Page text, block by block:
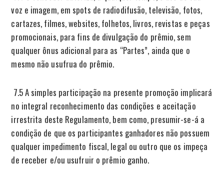
voz e imagem, em spots de radiodifusão, televisão, fotos,
cartazes, filmes, websites, folhetos, livros, revistas e peças
promocionais, para fins de divulgação do prêmio, sem
qualquer ônus adicional para as “Partes”, ainda que o
mesmo não usufrua do prêmio.
7.5 A simples participação na presente promoção implicará
no integral reconhecimento das condições e aceitação
irrestrita deste Regulamento, bem como, presumir-se-á a
condição de que os participantes ganhadores não possuem
qualquer impedimento fiscal, legal ou outro que os impeça
de receber e/ou usufruir o prêmio ganho.